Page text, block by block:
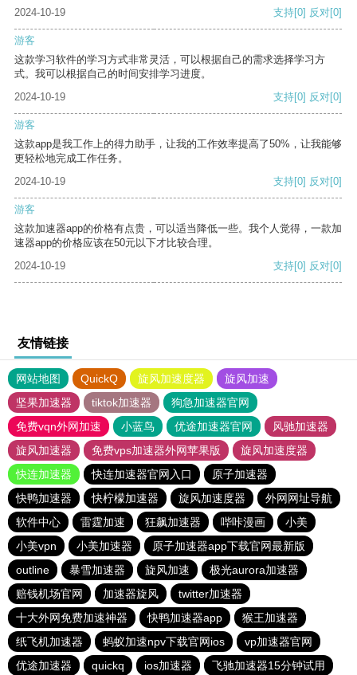
2024-10-19
支持[0] 反对[0]
游客
这款学习软件的学习方式非常灵活，可以根据自己的需求选择学习方
式。我可以根据自己的时间安排学习进度。
2024-10-19
支持[0] 反对[0]
游客
这款app是我工作上的得力助手，让我的工作效率提高了50%，让我能够
更轻松地完成工作任务。
2024-10-19
支持[0] 反对[0]
游客
这款加速器app的价格有点贵，可以适当降低一些。我个人觉得，一款加
速器app的价格应该在50元以下才比较合理。
2024-10-19
支持[0] 反对[0]
友情链接
网站地图 QuickQ 旋风加速度器
旋风加速
坚果加速器
tiktok加速器
狗急加速器官网
免费vqn外网加速
小蓝鸟 优途加速器官网
风驰加速器
旋风加速器
免费vps加速器外网苹果版
旋风加速度器
快连加速器
快连加速器官网入口
原子加速器
快鸭加速器
快柠檬加速器 旋风加速度器
外网网址导航
软件中心
雷霆加速 狂飙加速器 哔咔漫画
小美
小美vpn
小美加速器
原子加速器app下载官网最新版
outline
暴雪加速器 旋风加速
极光aurora加速器
赔钱机场官网
加速器旋风
twitter加速器
十大外网免费加速神器
快鸭加速器app
猴王加速器
纸飞机加速器
蚂蚁加速npv下载官网ios
vp加速器官网
优途加速器
quickq ios加速器 飞驰加速器15分钟试用